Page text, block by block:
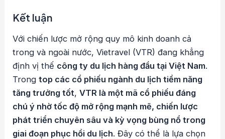
Kết luận
Với chiến lược mở rộng quy mô kinh doanh cả
trong và ngoài nước, Vietravel (VTR) đang khẳng
định vị thế công ty du lịch hàng đầu tại Việt Nam.
Trongtop các cổ phiếu ngành du lịch tiềm năng
tăng trưởng tốt,VTR là một mã cổ phiếu đáng
chú ý nhờ tốc độ mở rộng mạnh mẽ, chiến lược
phát triển chuyên sâu và kỳ vọng bùng nổ trong
giai đoạn phục hồi du lịch. Đây có thể là lựa chọn